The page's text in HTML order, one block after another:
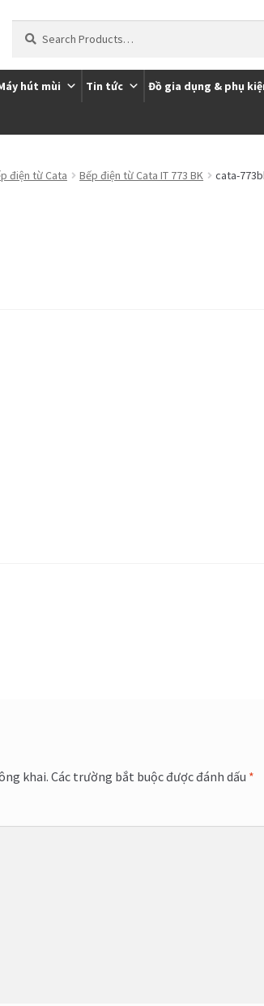
kiếm:
hút mùi Tin tức Đồ gia dụng & phụ
điện từ Cata Bếp điện từ Cata IT 773 BK cata-
khai. Các trường bắt buộc được đánh dấu *